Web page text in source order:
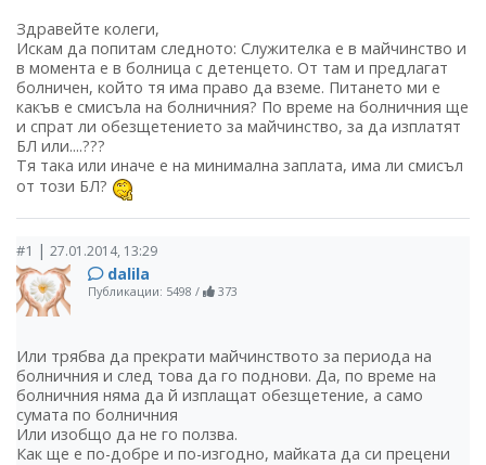
Здравейте колеги,
Искам да попитам следното: Служителка е в майчинство и
в момента е в болница с детенцето. От там и предлагат
болничен, който тя има право да вземе. Питането ми е
какъв е смисъла на болничния? По време на болничния ще
и спрат ли обезщетението за майчинство, за да изплатят
БЛ или....???
Тя така или иначе е на минимална заплата, има ли смисъл
от този БЛ?
#1 | 27.01.2014, 13:29
dalila
Публикации: 5498 / 373
Или трябва да прекрати майчинството за периода на
болничния и след това да го поднови. Да, по време на
болничния няма да й изплащат обезщетение, а само
сумата по болничния
Или изобщо да не го ползва.
Как ще е по-добре и по-изгодно, майката да си прецени